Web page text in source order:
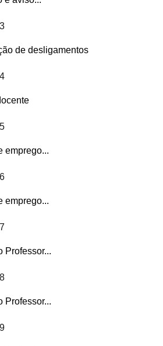
de desligamentos
emprego...
emprego...
Professor...
Professor...